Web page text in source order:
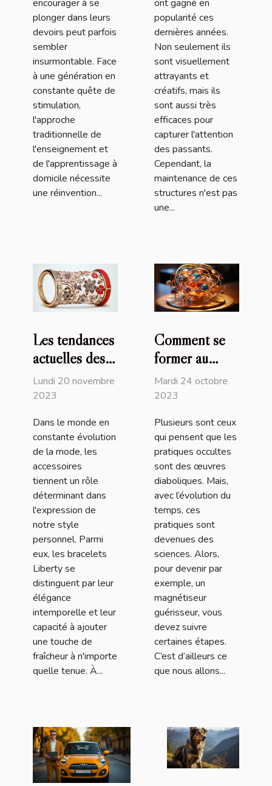
encourager à se
plonger dans leurs
devoirs peut parfois
sembler
insurmontable. Face
à une génération en
constante quête de
stimulation,
l'approche
traditionnelle de
l'enseignement et
de l'apprentissage à
domicile nécessite
une réinvention...
ont gagné en
popularité ces
dernières années.
Non seulement ils
sont visuellement
attrayants et
créatifs, mais ils
sont aussi très
efficaces pour
capturer l'attention
des passants.
Cependant, la
maintenance de ces
structures n'est pas
une...
Les tendances
actuelles des
bracelets
Liberty et
intégrer dans
votre style
quotidien
Lundi 20 novembre
2023
Dans le monde en
constante évolution
de la mode, les
accessoires
tiennent un rôle
déterminant dans
l'expression de
notre style
personnel. Parmi
eux, les bracelets
Liberty se
distinguent par leur
élégance
intemporelle et leur
capacité à ajouter
une touche de
fraîcheur à n'importe
quelle tenue. À...
Comment se
former au
magnétisme ?
Mardi 24 octobre
2023
Plusieurs sont ceux
qui pensent que les
pratiques occultes
sont des œuvres
diaboliques. Mais,
avec l’évolution du
temps, ces
pratiques sont
devenues des
sciences. Alors,
pour devenir par
exemple, un
magnétiseur
guérisseur, vous
devez suivre
certaines étapes.
C’est d’ailleurs ce
que nous allons...